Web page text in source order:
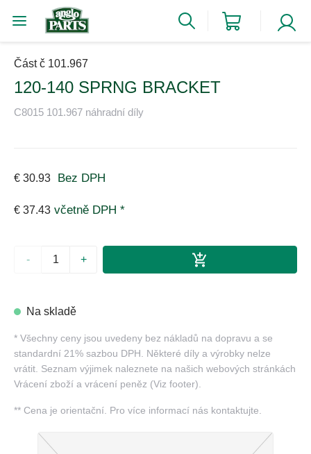
Část č 101.967
120-140 SPRNG BRACKET
C8015 101.967 náhradní díly
€ 30.93 Bez DPH
€ 37.43 včetně DPH *
- +
Na skladě
* Všechny ceny jsou uvedeny bez nákladů na dopravu a se
standardní 21% sazbou DPH. Některé díly a výrobky nelze
vrátit. Seznam výjimek naleznete na našich webových stránkách
Vrácení zboží a vrácení peněz (Viz footer).
** Cena je orientační. Pro více informací nás kontaktujte.